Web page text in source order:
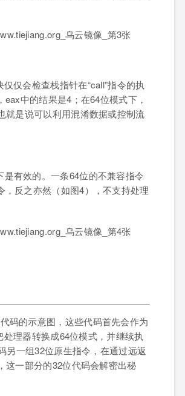
仅会检查栈指针在“call”指令的执
中的结果是4；在64位模式下，
就是说可以利用混淆数据或控制流
有效的。一条64位的不兼容指令
反之亦然（如图4），不支持处理
码的示意图，这些代码首先会作为
理器转换成64位模式，并继续执
另一组32位原生指令，在通过远返
这一部分的32位代码会解密出秘